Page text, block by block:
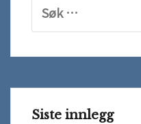
etter:
Siste innlegg